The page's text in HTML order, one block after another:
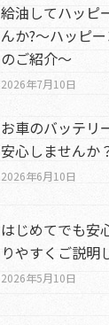
給油してハッピ
んか?～ハッピ
のご紹介～
2026年7月10日
お車のバッテリ
安心しませんか
2026年6月10日
はじめてでも安
りやすくご説明
2026年5月10日